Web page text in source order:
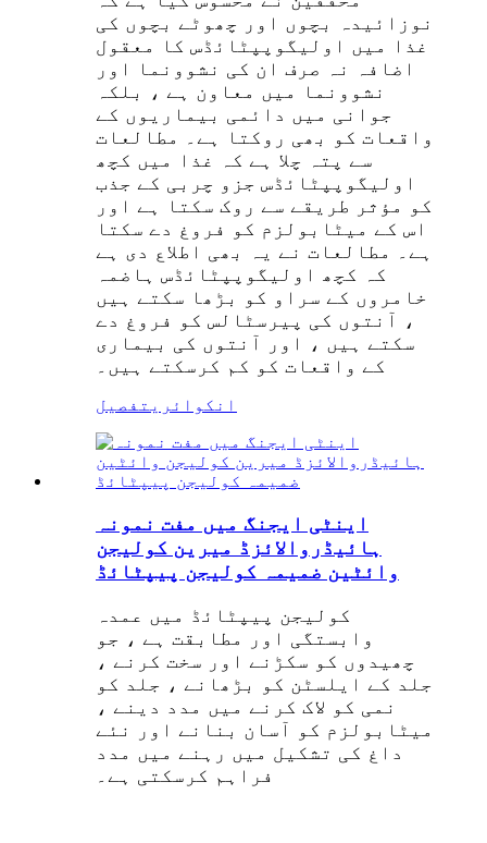
نوزائیدہ بچوں اور چھوٹے بچوں کی
غذا میں اولیگوپپٹائڈس کا معقول
اضافہ نہ صرف ان کی نشوونما اور
نشوونما میں معاون ہے ، بلکہ
جوانی میں دائمی بیماریوں کے
واقعات کو بھی روکتا ہے۔ مطالعات
سے پتہ چلا ہے کہ غذا میں کچھ
اولیگوپپٹائڈس جزو چربی کے جذب
کو مؤثر طریقے سے روک سکتا ہے اور
اس کے میٹابولزم کو فروغ دے سکتا
ہے۔ مطالعات نے یہ بھی اطلاع دی ہے
کہ کچھ اولیگوپپٹائڈس ہاضمہ
خامروں کے سراو کو بڑھا سکتے ہیں
، آنتوں کی پیرسٹالس کو فروغ دے
سکتے ہیں ، اور آنتوں کی بیماری
کے واقعات کو کم کرسکتے ہیں۔
انکوائریتفصیل
اینٹی ایجنگ میں مفت نمونہ
ہائیڈروالائزڈ میرین کولیجن
وائٹین ضمیمہ کولیجن پیپٹائڈ
کولیجن پیپٹائڈ میں عمدہ
وابستگی اور مطابقت ہے ، جو
چھیدوں کو سکڑنے اور سخت کرنے ،
جلد کے ایلسٹن کو بڑھانے ، جلد کو
نمی کو لاک کرنے میں مدد دینے ،
میٹابولزم کو آسان بنانے اور نئے
داغ کی تشکیل میں رہنے میں مدد
فراہم کرسکتی ہے۔